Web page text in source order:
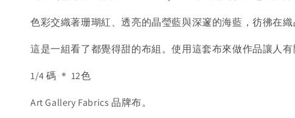
色彩交織著珊瑚紅、透亮的晶瑩藍與深邃的海藍，彷彿在織
這是一組看了都覺得甜的布組。使用這套布來做作品讓人有
1/4 碼 ＊ 12色
Art Gallery Fabrics 品牌布。